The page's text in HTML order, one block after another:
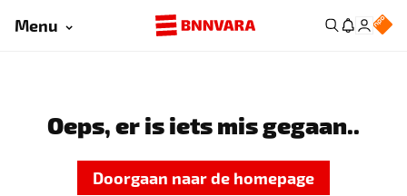
Menu
Oeps, er is iets mis gegaan..
Doorgaan naar de homepage